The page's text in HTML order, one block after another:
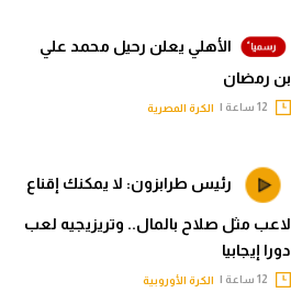
الأهلي يعلن رحيل محمد علي
بن رمضان
الكرة المصرية
رئيس طرابزون: لا يمكنك إقناع
لاعب مثل صلاح بالمال.. وتريزيجيه لعب
دورا إيجابيا
الكرة الأوروبية